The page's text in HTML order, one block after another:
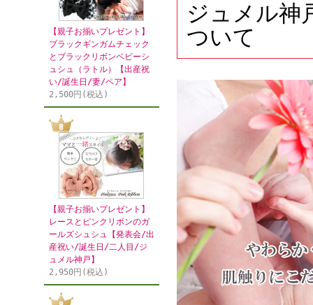
【親子お揃いプレゼント】
ブラックギンガムチェック
とブラックリボンベビーシ
ュシュ（ラトル）【出産祝
い/誕生日/妻/ペア】
2,500円(税込)
【親子お揃いプレゼント】
レースとピンクリボンのガ
ールズシュシュ【発表会/出
産祝い/誕生日/二人目/ジ
ュメル神戸】
2,950円(税込)
ジュメル
ついて